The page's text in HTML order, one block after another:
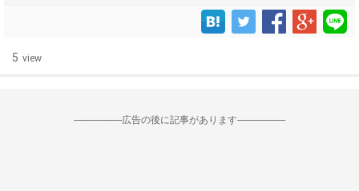
5 view
--------------------広告の後に記事があります--------------------